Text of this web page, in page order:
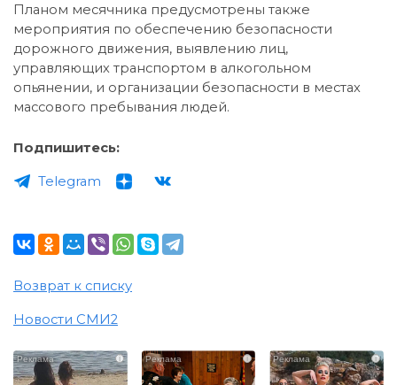
Планом месячника предусмотрены также
мероприятия по обеспечению безопасности
дорожного движения, выявлению лиц,
управляющих транспортом в алкогольном
опьянении, и организации безопасности в местах
массового пребывания людей.
Подпишитесь:
Telegram
Возврат к списку
Новости СМИ2
i i i